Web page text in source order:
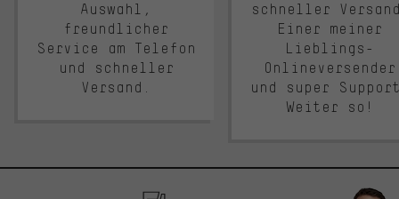
Auswahl,
freundlicher
Service am Telefon
und schneller
Versand.
schneller
Einer meiner
Lieblings-
Onlineversender
und super
Weiter so!